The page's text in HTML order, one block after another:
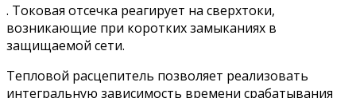
. Токовая отсечка реагирует на сверхтоки,
возникающие при коротких замыканиях в
защищаемой сети.
Тепловой расцепитель позволяет реализовать
интегральную зависимость времени срабатывания